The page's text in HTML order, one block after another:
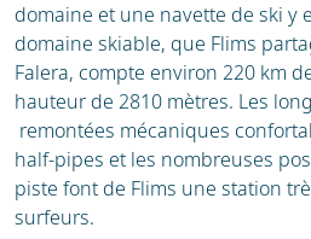
domaine et une navette de ski y
domaine skiable, que Flims
Falera, compte environ 220 km
hauteur de 2810 mètres. Les
remontées mécaniques
half-pipes et les nombreuses
piste font de Flims une station
surfeurs.